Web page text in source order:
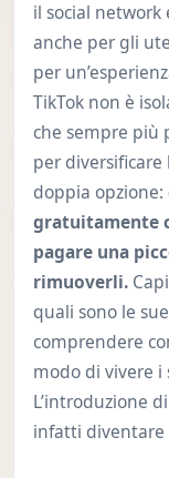
il social
anche per gli
per
TikTok non è
che sempre più
per
doppia opzione:
gratuitamente
pagare una
rimuoverli.
quali sono le
comprendere
modo di vivere
L’introduzione
infatti diventare